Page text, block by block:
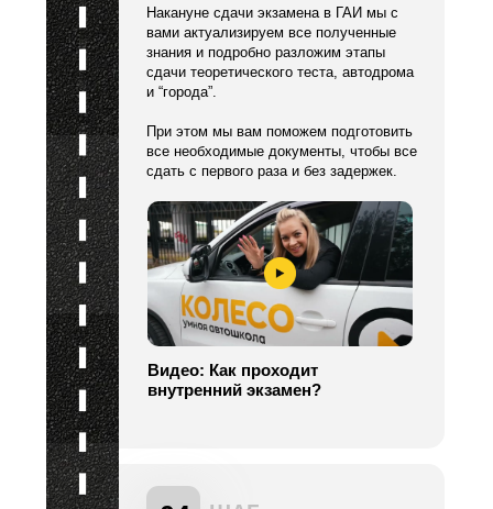
Накануне сдачи экзамена в ГАИ мы с
вами актуализируем все полученные
знания и подробно разложим этапы
сдачи теоретического теста, автодрома
и “города”.
При этом мы вам поможем подготовить
все необходимые документы, чтобы все
сдать с первого раза и без задержек.
Видео: Как проходит
внутренний экзамен?